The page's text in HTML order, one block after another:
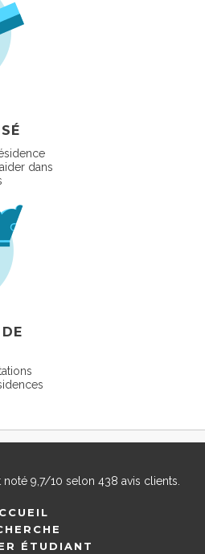
dans
noté 9,7/10 selon 438 avis clients.
ÉTUDIANT